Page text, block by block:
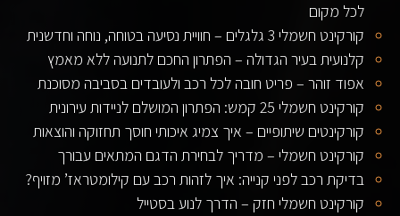
לכל מקום
קורקינט חשמלי 3 גלגלים – חוויית נסיעה בטוחה, נוחה וחדשנית
קלנועית בעיר הגדולה – הפתרון החכם לתנועה ללא מאמץ
אפוד זוהר – פריט חובה לכל רכב ולעובדים בסביבה מסוכנת
קורקינט חשמלי 25 קמש: הפתרון המושלם לניידות עירונית
קורקינטים שיתופיים – איך צמיג איכותי חוסך תחזוקה והוצאות
קורקינט חשמלי – מדריך לבחירת הדגם המתאים עבורך
בדיקת רכב לפני קנייה: איך לזהות רכב עם קילומטראז’ מזויף?
קורקינט חשמלי חזק – הדרך לנוע בסטייל